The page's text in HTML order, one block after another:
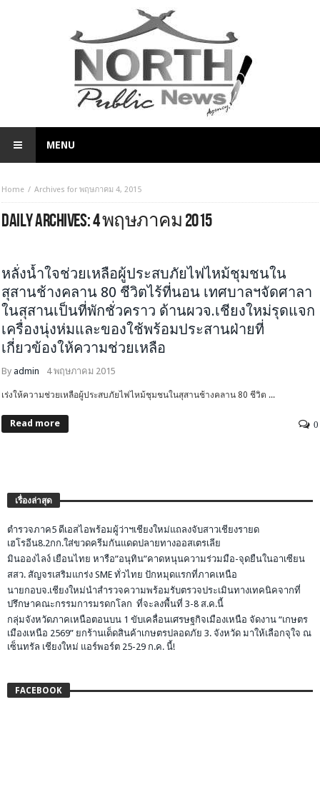
MENU
Home Archives for พฤษภาคม 4, 2015
DAILY ARCHIVES:4 พฤษภาคม 2015
หลั่งน้ำใจช่วยเหลือผู้ประสบภัยไฟไหม้ชุมชนใน
สุสานช้างคลาน 80 ชีวิตไร้ที่นอน เทศบาลฯจัดศาลา
ในสุสานเป็นที่พักชั่วคราว ด้านผวจ.เชียงใหม่รุดแจก
เครื่องนุ่งห่มและของใช้พร้อมประสานฝ่ายที่
เกี่ยวข้องให้ความช่วยเหลือ
By admin 4 พฤษภาคม 2015
เร่งให้ความช่วยเหลือผู้ประสบภัยไฟไหม้ชุมชนในสุสานช้างคลาน 80 ชีวิต ...
Read more 0
เรื่องล่าสุด
ตำรวจภาค5 ดีเอสไอพร้อมผู้ว่าฯเชียงใหม่แถลงจับสาวเชียงรายด
เฮโรอีน8.2กก.ใส่ขวดครีมกันแดดปลายทางออสเตรเลีย
มินอองไลง์ เยือนไทย หารือ”อนุทิน”คาดหนุนความร่วมมือ-จุดยืนในอาเซียน
สสว. สัญจรเสริมแกร่ง SME ทั่วไทย ปักหมุดแรกที่ภาคเหนือ
นายกอบจ.เชียงใหม่นำสำรวจความพร้อมรับตรวจประเมินทางเทคนิคจากที่
ปรึกษาคณะกรรมการมรดกโลก ที่จะลงพื้นที่ 3-8 ส.ค.นี้
กลุ่มจังหวัดภาคเหนือตอนบน 1 ขับเคลื่อนเศรษฐกิจเมืองเหนือ จัดงาน “เกษตร
เมืองเหนือ 2569” ยกร้านเด็ดสินค้าเกษตรปลอดภัย 3. จังหวัด มาให้เลือกจุใจ ณ
เซ็นทรัล เชียงใหม่ แอร์พอร์ต 25-29 ก.ค. นี้!
FACEBOOK